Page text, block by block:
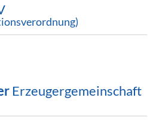
Erzeugergemeinschaft